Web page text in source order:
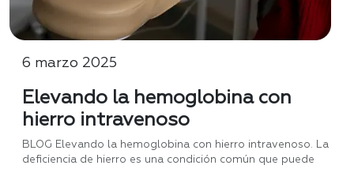
6 marzo 2025
Elevando la hemoglobina con
hierro intravenoso
BLOG Elevando la hemoglobina con hierro intravenoso. La
deficiencia de hierro es una condición común que puede